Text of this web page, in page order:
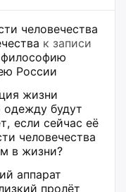
человечества
к записи
философию
России
жизни
одежду будут
если сейчас её
человечества
в жизни?
аппарат
пролёт